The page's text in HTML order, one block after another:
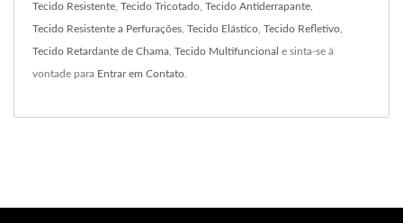
Tecido Resistente Tecido Tricotado Tecido Antiderrapante
Tecido Resistente a Perfurações Tecido Elástico Tecido Refletivo
Tecido Retardante de Chama Tecido Multifuncional e sinta-se à
vontade para Entrar em Contato